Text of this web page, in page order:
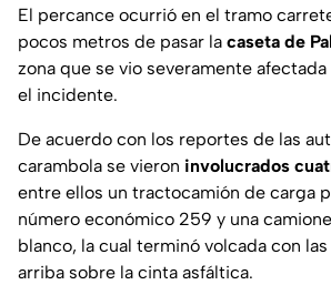
El percance ocurrió en el tramo
pocos metros de pasar la caseta de
zona que se vio severamente
el incidente.
De acuerdo con los reportes de las
carambola se vieron involucrados
entre ellos un tractocamión de carga
número económico 259 y una
blanco, la cual terminó volcada con
arriba sobre la cinta asfáltica.